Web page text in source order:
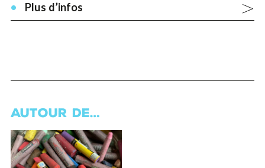
Plus d’infos
AUTOUR DE…